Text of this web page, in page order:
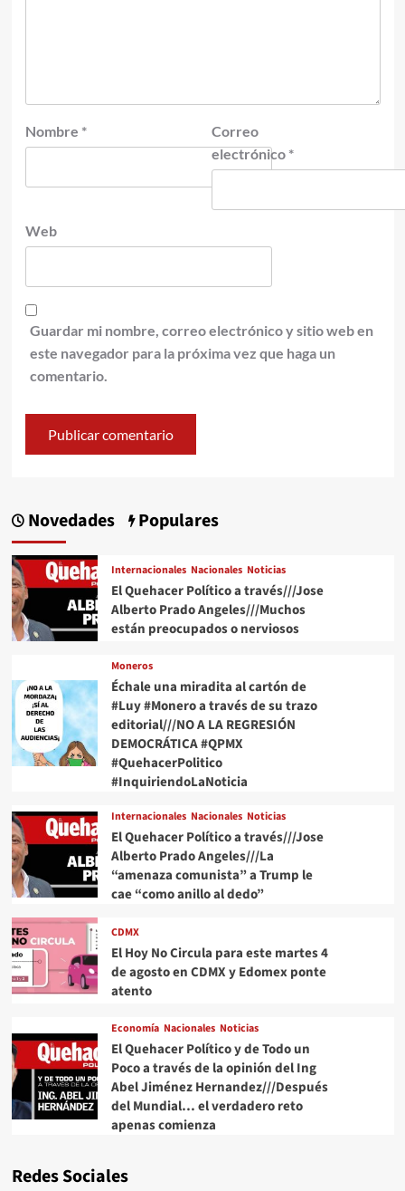
Nombre *
Correo
electrónico *
Web
Guardar mi nombre, correo electrónico y sitio web en
este navegador para la próxima vez que haga un
comentario.
Novedades Populares
Internacionales Nacionales Noticias
El Quehacer Político a través///Jose
Alberto Prado Angeles///Muchos
están preocupados o nerviosos
Moneros
Échale una miradita al cartón de
#Luy #Monero a través de su trazo
editorial///NO A LA REGRESIÓN
DEMOCRÁTICA #QPMX
#QuehacerPolitico
#InquiriendoLaNoticia
Internacionales Nacionales Noticias
El Quehacer Político a través///Jose
Alberto Prado Angeles///La
“amenaza comunista” a Trump le
cae “como anillo al dedo”
CDMX
El Hoy No Circula para este martes 4
de agosto en CDMX y Edomex ponte
atento
Economía Nacionales Noticias
El Quehacer Político y de Todo un
Poco a través de la opinión del Ing
Abel Jiménez Hernandez///Después
del Mundial… el verdadero reto
apenas comienza
Redes Sociales